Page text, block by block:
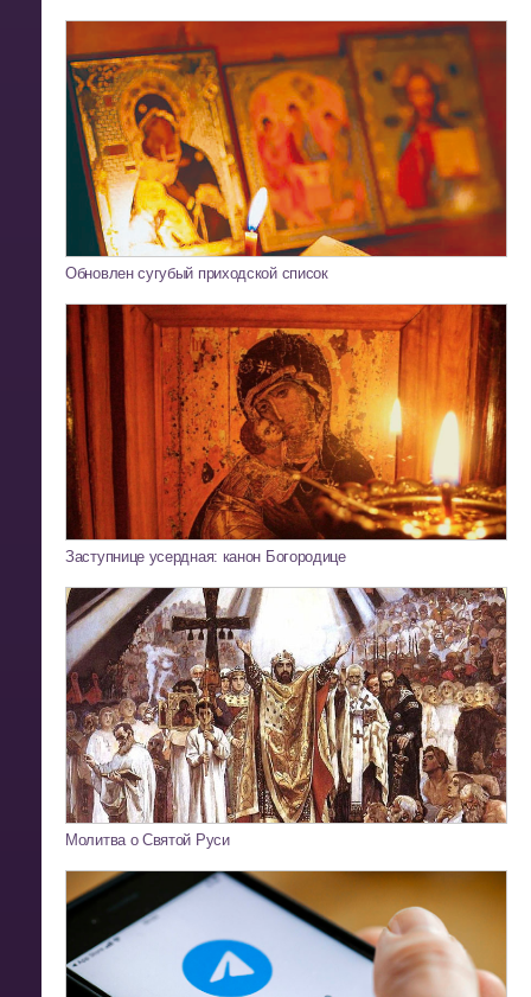
Обновлен сугубый приходской список
Заступнице усердная: канон Богородице
Молитва о Святой Руси